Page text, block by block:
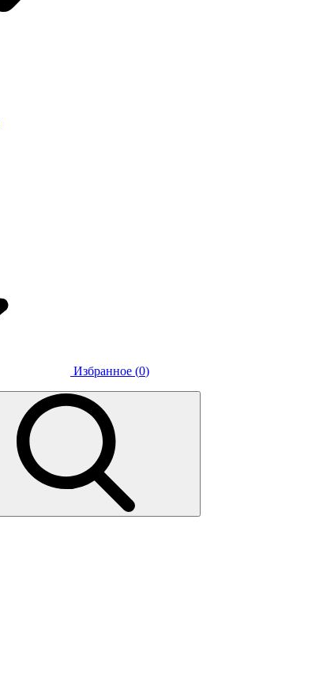
Избранное (0)